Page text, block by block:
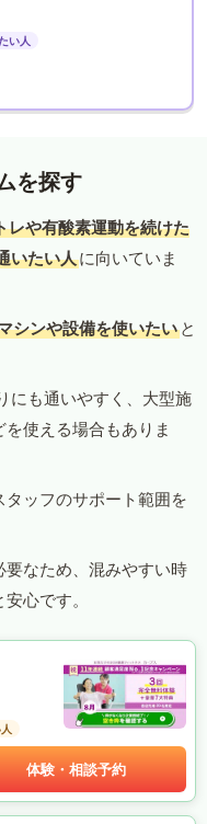
い人
を探す
レや有酸素運動を続けた
いたい人に向いていま
シンや設備を使いたい と
にも通いやすく、大型施
使える場合もありま
ッフのサポート範囲を
なため、混みやすい時
心です。
体験・相談予約